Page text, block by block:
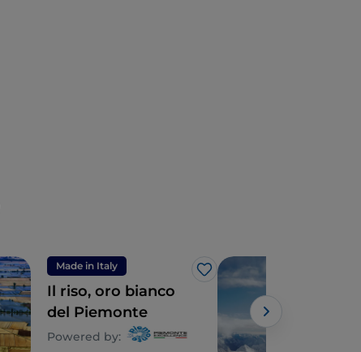
Made in Italy
Like
Il riso, oro bianco
del Piemonte
Powered by: